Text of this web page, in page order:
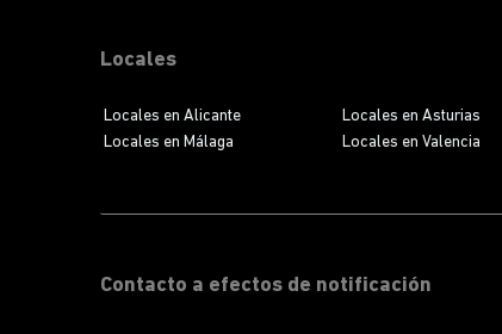
Locales
Locales en Alicante Locales en Asturias
Locales en Málaga
Locales en Valencia
Contacto a efectos de notificación